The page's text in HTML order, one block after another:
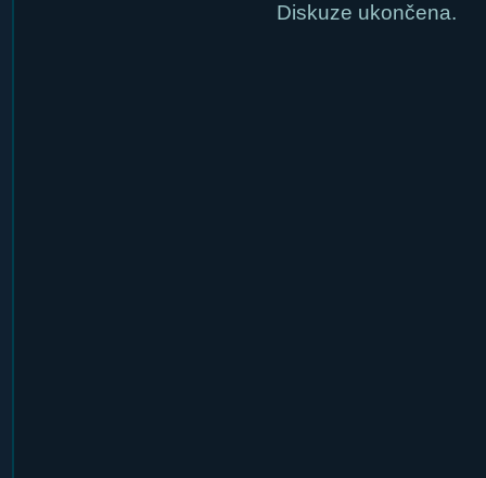
Diskuze ukončena.